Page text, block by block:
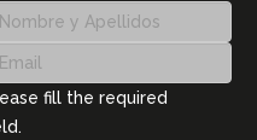
fill the required